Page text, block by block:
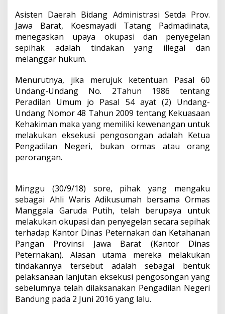
Asisten Daerah Bidang Administrasi Setda Prov.
Jawa Barat, Koesmayadi Tatang Padmadinata,
menegaskan upaya okupasi dan penyegelan
sepihak adalah tindakan yang illegal dan
melanggar hukum.
Menurutnya, jika merujuk ketentuan Pasal 60
Undang-Undang No. 2Tahun 1986 tentang
Peradilan Umum jo Pasal 54 ayat (2) Undang-
Undang Nomor 48 Tahun 2009 tentang Kekuasaan
Kehakiman maka yang memiliki kewenangan untuk
melakukan eksekusi pengosongan adalah Ketua
Pengadilan Negeri, bukan ormas atau orang
perorangan.
Minggu (30/9/18) sore, pihak yang mengaku
sebagai Ahli Waris Adikusumah bersama Ormas
Manggala Garuda Putih, telah berupaya untuk
melakukan okupasi dan penyegelan secara sepihak
terhadap Kantor Dinas Peternakan dan Ketahanan
Pangan Provinsi Jawa Barat (Kantor Dinas
Peternakan). Alasan utama mereka melakukan
tindakannya tersebut adalah sebagai bentuk
pelaksanaan lanjutan eksekusi pengosongan yang
sebelumnya telah dilaksanakan Pengadilan Negeri
Bandung pada 2 Juni 2016 yang lalu.